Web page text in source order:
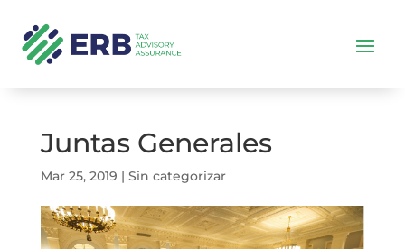
Juntas Generales
Mar 25, 2019 | Sin categorizar